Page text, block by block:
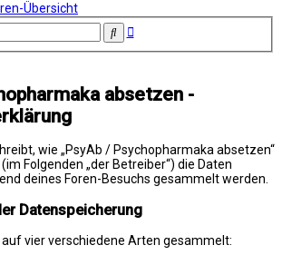
Übersicht
SucheErweiterte
absetzen -
wie „PsyAb / Psychopharmaka absetzen“
Folgenden „der Betreiber“) die Daten
deines Foren-Besuchs gesammelt werden.
Datenspeicherung
auf vier verschiedene Arten gesammelt: